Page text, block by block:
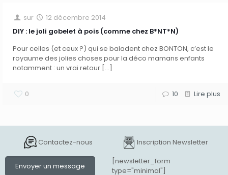
sur
12 décembre 2014
DIY : le joli gobelet à pois (comme chez B*NT*N)
Pour celles (et ceux ?) qui se baladent chez BONTON, c’est le
royaume des jolies choses pour la déco mamans enfants
notamment : un vrai retour […]
0 10 Lire plus
Contactez-nous
Envoyer un message
Inscription Newsletter
[newsletter_form
type="minimal"]